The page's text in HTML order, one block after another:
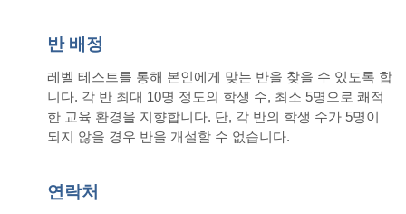
반 배정
레벨 테스트를 통해 본인에게 맞는 반을 찾을 수 있도록 합
니다. 각 반 최대 10명 정도의 학생 수, 최소 5명으로 쾌적
한 교육 환경을 지향합니다. 단, 각 반의 학생 수가 5명이
되지 않을 경우 반을 개설할 수 없습니다.
연락처